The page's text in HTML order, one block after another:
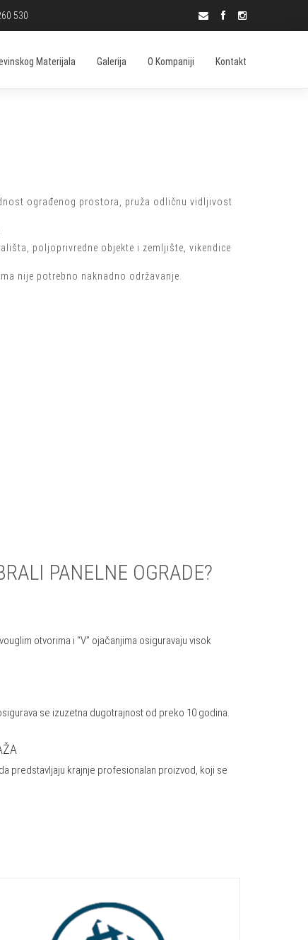
530
Materijala Galerija O Kompaniji Kontakt
ograđenog prostora, pruža odličnu vidljivost
poljoprivredne objekte i zemljište, vikendice
nije potrebno naknadno održavanje.
PANELNE OGRADE?
otvorima i “V” ojačanjima osiguravaju visok
se izuzetna dugotrajnost od preko 10 godina.
predstavljaju krajnje profesionalan proizvod, koji se